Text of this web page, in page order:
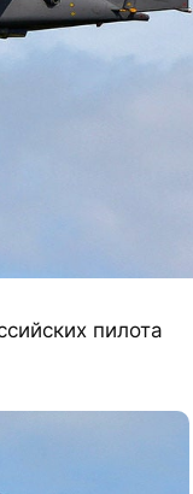
пилота